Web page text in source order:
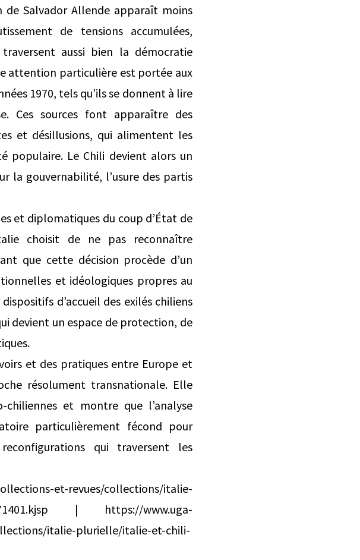
de Salvador Allende apparaît moins
de tensions accumulées,
aussi bien la démocratie
attention particulière est portée aux
1970, tels qu’ils se donnent à lire
Ces sources font apparaître des
et désillusions, qui alimentent les
populaire. Le Chili devient alors un
la gouvernabilité, l’usure des partis
et diplomatiques du coup d’État de
choisit de ne pas reconnaître
que cette décision procède d’un
et idéologiques propres au
d’accueil des exilés chiliens
devient un espace de protection, de
et des pratiques entre Europe et
résolument transnationale. Elle
et montre que l’analyse
particulièrement fécond pour
qui traversent les
et-revues/collections/italie-
1671401.kjsp | https://www.uga-
italie-plurielle/italie-et-chili-